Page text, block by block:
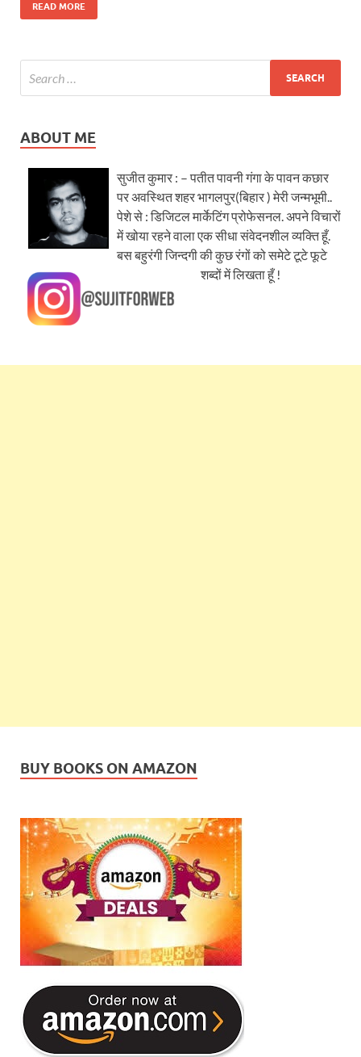
READ MORE
ABOUT ME
सुजीत कुमार : – पतीत पावनी गंगा के पावन कछार
पर अवस्थित शहर भागलपुर(बिहार ) मेरी जन्मभूमी..
पेशे से : डिजिटल मार्केटिंग प्रोफेसनल. अपने विचारों
में खोया रहने वाला एक सीधा संवेदनशील व्यक्ति हूँ.
बस बहुरंगी जिन्दगी की कुछ रंगों को समेटे टूटे फूटे
शब्दों में लिखता हूँ !
BUY BOOKS ON AMAZON